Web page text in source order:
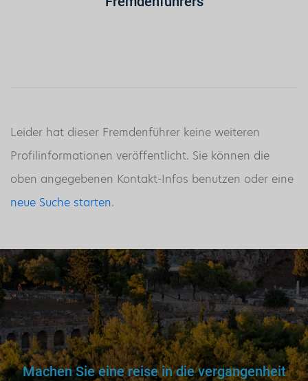
Leider hat dieser Fremdenführer keine weiteren
Profilinformationen veröffentlicht. Sie können die
oben angegebenen Kontakt-Infos benutzen oder eine
neue Suche starten.
Machen Sie eine reise in die vergangenheit